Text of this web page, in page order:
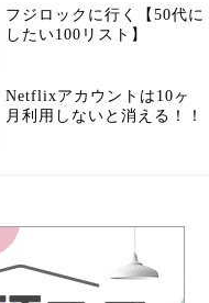
フジロックに行く【50代に
したい100リスト】
Netflixアカウントは10ヶ
月利用しないと消える！！